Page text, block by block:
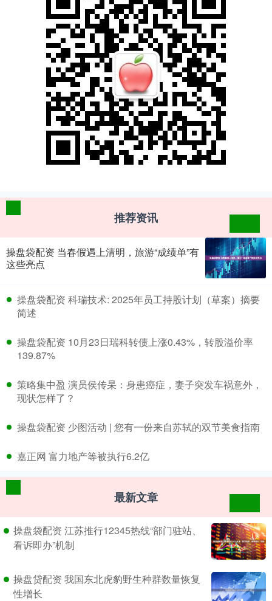
推荐资讯
操盘袋配资 当春假遇上清明，旅游“成绩单”有
这些亮点
​操盘袋配资 科瑞技术: 2025年员工持股计划（草案）摘要
简述
​操盘袋配资 10月23日瑞科转债上涨0.43%，转股溢价率
139.87%
​策略集中盈 演员侯传杲：身患癌症，妻子突发车祸意外，
现状怎样了？
​操盘袋配资 少图活动 | 您有一份来自苏轼的双节美食指南
​嘉正网 富力地产等被执行6.2亿
最新文章
操盘袋配资 江苏推行12345热线“部门驻站、
看诉即办”机制
操盘贷配资 我国东北虎豹野生种群数量恢复
性增长